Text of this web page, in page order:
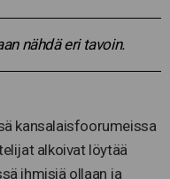
nähdä eri tavoin.
kansalaisfoorumeissa
alkoivat löytää
ihmisiä ollaan ja